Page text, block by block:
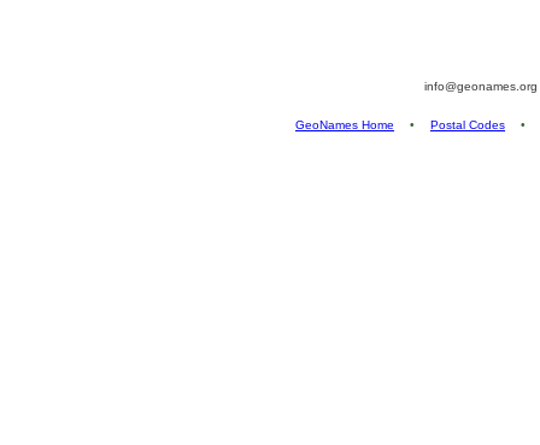
info@geonames.org
GeoNames Home • Postal Codes •